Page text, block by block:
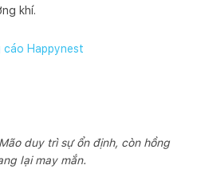
khí.
duy trì sự ổn định, còn hồng
lại may mắn.